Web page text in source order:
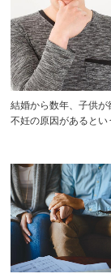
結婚から数年、子供
不妊の原因があるとい